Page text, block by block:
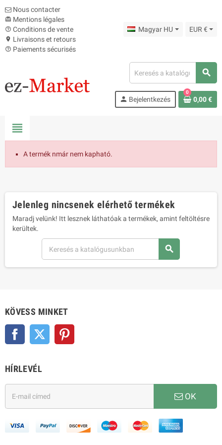
Nous contacter
card_giftcard Mentions légales
help_outline Conditions de vente
location_on Livraisons et retours
help_outline Paiements sécurisés
Magyar HU EUR €
search
person Bejelentkezés
0
0,00 €
view_headline
A termék nmár nem kapható.
Jelenleg nincsenek elérhető termékek
Maradj velünk! Itt lesznek láthatóak a termékek, amint feltöltésre
kerültek.
search
KÖVESS MINKET
Facebook Twitter
HÍRLEVÉL
OK